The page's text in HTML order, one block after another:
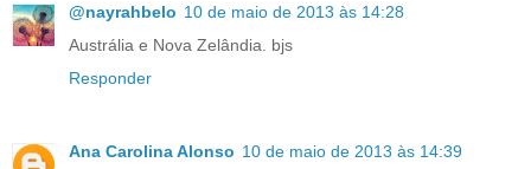
@nayrahbelo 10 de maio de 2013 às 14:28
Austrália e Nova Zelândia. bjs
Responder
Ana Carolina Alonso 10 de maio de 2013 às 14:39